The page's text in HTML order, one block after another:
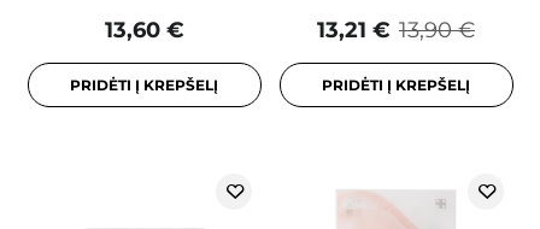
13,60 €
PRIDĖTI Į KREPŠELĮ
13,90 €
13,21 €
PRIDĖTI Į KREPŠELĮ